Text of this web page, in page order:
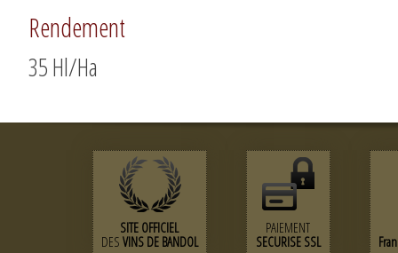
Rendement
35 Hl/Ha
SITE OFFICIEL
DES VINS DE BANDOL
PAIEMENT
SECURISE SSL